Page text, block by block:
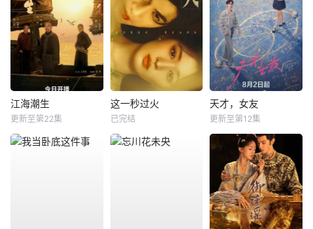
江海潮生
更新至第22集
这一秒过火
已完结
天才，女友
更新至第12集